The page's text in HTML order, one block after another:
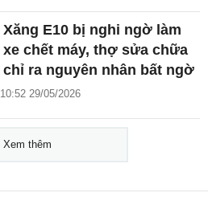
Xăng E10 bị nghi ngờ làm
xe chết máy, thợ sửa chữa
chỉ ra nguyên nhân bất ngờ
10:52 29/05/2026
Xem thêm